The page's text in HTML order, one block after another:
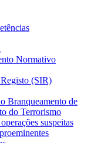
Normativo
(SIR)
Branqueamento de
do Terrorismo
suspeitas